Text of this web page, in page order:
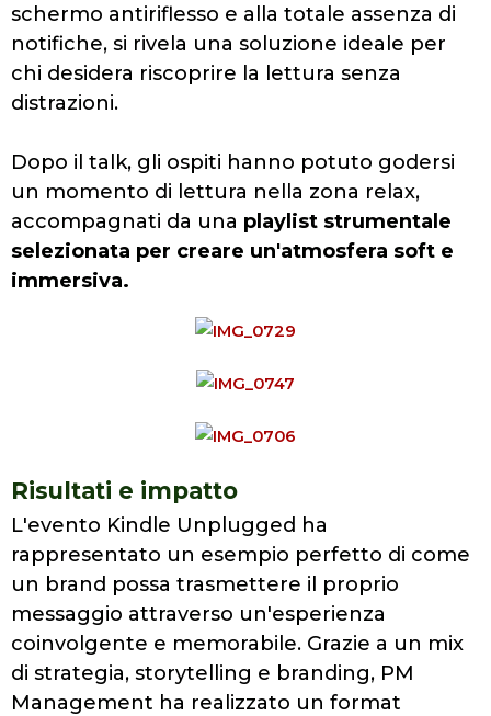
schermo antiriflesso e alla totale assenza di
notifiche, si rivela una soluzione ideale per
chi desidera riscoprire la lettura senza
distrazioni.
Dopo il talk, gli ospiti hanno potuto godersi
un momento di lettura nella zona relax,
accompagnati da una playlist strumentale
selezionata per creare un'atmosfera soft e
immersiva.
Risultati e impatto
L'evento Kindle Unplugged ha
rappresentato un esempio perfetto di come
un brand possa trasmettere il proprio
messaggio attraverso un'esperienza
coinvolgente e memorabile. Grazie a un mix
di strategia, storytelling e branding, PM
Management ha realizzato un format